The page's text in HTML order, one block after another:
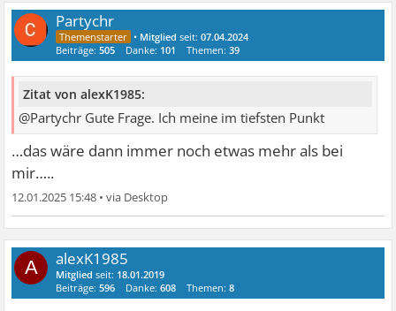
Partychr
• Mitglied seit:07.04.2024
Beiträge:505 Danke: 101 Themen:39
Zitat von alexK1985:
@Partychr Gute Frage. Ich meine im tiefsten Punkt
…das wäre dann immer noch etwas mehr als bei
mir…..
12.01.2025 15:48 •
A alexK1985
Mitglied seit: 18.01.2019
Beiträge:596 Danke:608 Themen:8